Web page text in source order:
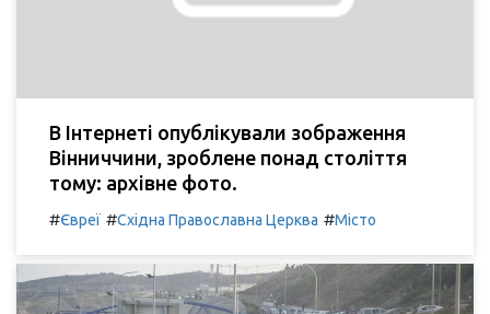
В Інтернеті опублікували зображення
Вінниччини, зроблене понад століття
тому: архівне фото.
#Євреї #Східна Православна Церква #Місто